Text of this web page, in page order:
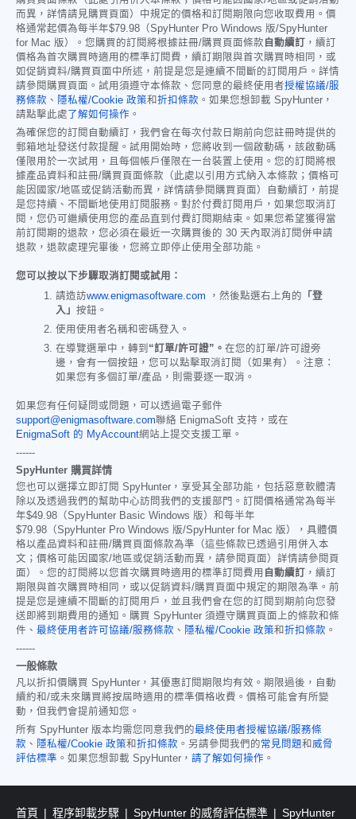
而異，詳情請見購買頁面）中規定的價格和訂閱期限向您收取費用。價
格通常起價為每半年$79.98 （SpyHunter Pro Windows 版/SpyHunter
for Mac 版）。您購買的訂閱將根據註冊/購買頁面條款 自動續訂
，續訂
價格為首次購買時適用的標準訂閱費，續訂期限與首次購買時相同，或
如促銷資料/購買頁面中所述，前提是您是連續不間斷的訂閱用戶。詳情
請參閱購買頁面。試用須遵守本條款、您同意的最終使用者授權協議/服
務條款 、 隱私權/Cookie 政策和折扣條款 。如果您想卸載 SpyHunter，
請點擊此處 了解如何操作 。
為確保您的訂閱自動續訂，我們會在每次付款日期前向您註冊時提供的
郵箱地址發送付款提醒。試用開始時，您將收到一個啟動碼，該啟動碼
僅限用於一次試用，且每個帳戶僅限在一台裝置上使用。您的訂閱將根
據產品資料和註冊/購買頁面條款（此處以引用方式納入本條款；價格可
能因國家/地區或促銷活動而異，詳情請參閱購買頁面）自動續訂，前提
是您持續、不間斷地使用訂閱服務。對於付費訂閱用戶，如果您取消訂
閱，您仍可繼續使用您的產品直到付費訂閱期結束。如果您希望獲得當
前訂閱期的退款，您必須在最近一次購買後的 30 天內取消訂閱併申請
退款，退款處理完畢後，您將立即停止使用全部功能。
您可以按以下步驟取消訂閱或試用：
請造訪www.enigmasoftware.com ，然後點選右上角的 「登
入」 按鈕。
使用使用者名稱和密碼登入。
在導覽選單中，轉到 “訂單/許可證”。 在您的訂單/許可證旁
邊，會有一個按鈕，您可以點擊取消訂閱（如果有）。注意：
如果您有多個訂單/產品，則需要逐一取消。
如果您有任何疑問或問題，可以透過電子郵件
support@enigmasoftware.com聯絡 EnigmaSoft 支持，或在
EnigmaSoft 的 MyAccount網站上提交支援工單。
------
SpyHunter 購買詳情
您也可以選擇立即訂閱 SpyHunter，享受其全部功能，包括惡意軟體清
除以及透過我們的幫助中心訪問我們的支援部門。訂閱價格通常為每半
年$49.98 （SpyHunter Basic Windows 版）和每半年
$79.98 （SpyHunter Pro Windows 版/SpyHunter for Mac 版），具體價
格以產品資料和註冊/購買頁面條款為準（這些條款已透過引用併入本
文；價格可能因國家/地區或促銷活動而異，請參閱頁面）詳情請參閱頁
面）。您的訂閱將以您首次購買時適用的標準訂閱費用 自動續訂
，續訂
期限與首次購買時相同，或以促銷資料/購買頁面中規定的期限為準。前
提是您是連續不間斷的訂閱用戶，並且我們會在您的訂閱到期前向您發
送即將到期費用的通知。購買 SpyHunter 須遵守購買頁面上的條款和條
件、 最終使用者許可協議/服務條款 、 隱私權/Cookie 政策和折扣條款 。
------
一般條款
凡以折扣價購買 SpyHunter，其優惠訂閱期限均有效。期限過後，自動
續約和/或未來購買將按屆時適用的標準價格收費。價格可能會有所變
動，但我們會提前通知您。
所有 SpyHunter 版本均需您同意我們的最終使用者授權協議/服務條
款 、 隱私權/Cookie 政策和折扣條款 。另請參閱我們的常見問題和威脅
評估標準 。如果您想卸載 SpyHunter， 請了解如何操作 。
首頁 程序卸載步驟 SpyHunter 的威脅評估標準 SpyHunter